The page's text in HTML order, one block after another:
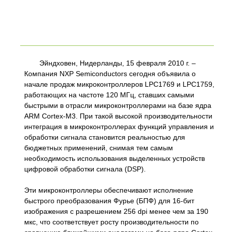
Эйндховен, Нидерланды, 15 февраля 2010 г. –
Компания NXP Semiconductors сегодня объявила о
начале продаж микроконтроллеров LPC1769 и LPC1759,
работающих на частоте 120 МГц, ставших самыми
быстрыми в отрасли микроконтроллерами на базе ядра
ARM Cortex-M3. При такой высокой производительности
интеграция в микроконтроллерах функций управления и
обработки сигнала становится реальностью для
бюджетных применений, снимая тем самым
необходимость использования выделенных устройств
цифровой обработки сигнала (DSP).
Эти микроконтроллеры обеспечивают исполнение
быстрого преобразования Фурье (БПФ) для 16-бит
изображения с разрешением 256 dpi менее чем за 190
мкс, что соответствует росту производительности по